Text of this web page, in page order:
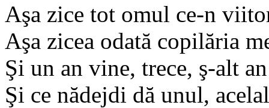
Aşa zice tot omul ce-n
Aşa zicea odată copilăria
Şi un an vine, trece, ş-alt
Şi ce nădejdi dă unul,